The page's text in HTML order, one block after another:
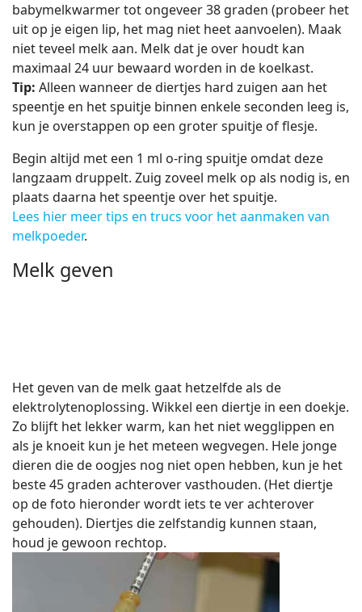
babymelkwarmer tot ongeveer 38 graden (probeer het
uit op je eigen lip, het mag niet heet aanvoelen). Maak
niet teveel melk aan. Melk dat je over houdt kan
maximaal 24 uur bewaard worden in de koelkast.
Tip: Alleen wanneer de diertjes hard zuigen aan het
speentje en het spuitje binnen enkele seconden leeg is,
kun je overstappen op een groter spuitje of flesje.
Begin altijd met een 1 ml o-ring spuitje omdat deze
langzaam druppelt. Zuig zoveel melk op als nodig is, en
plaats daarna het speentje over het spuitje.
Lees hier meer tips en trucs voor het aanmaken van
melkpoeder.
Melk geven
Het geven van de melk gaat hetzelfde als de
elektrolytenoplossing. Wikkel een diertje in een doekje.
Zo blijft het lekker warm, kan het niet wegglippen en
als je knoeit kun je het meteen wegvegen. Hele jonge
dieren die de oogjes nog niet open hebben, kun je het
beste 45 graden achterover vasthouden. (Het diertje
op de foto hieronder wordt iets te ver achterover
gehouden). Diertjes die zelfstandig kunnen staan,
houd je gewoon rechtop.